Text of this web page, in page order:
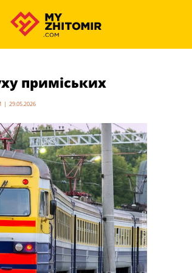
приміських
| 29.05.2026